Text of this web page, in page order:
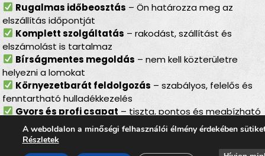
Rugalmas időbeosztás – Ön határozza meg az
elszállítás időpontját
Komplett szolgáltatás – rakodást, szállítást és
elszámolást is tartalmaz
Bírságmentes megoldás – nem kell közterületre
helyezni a lomokat
Környezetbarát feldolgozás – szabályos, felelős és
fenntartható hulladékkezelés
Gyors és profi csapat – tiszta, pontos és megbízható
munkavégzés
Lomtalanítás
A weboldalon a minőségi felhasználói élmény érdekében
Részletek